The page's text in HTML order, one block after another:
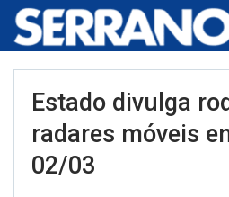
Estado divulga
radares móveis
02/03